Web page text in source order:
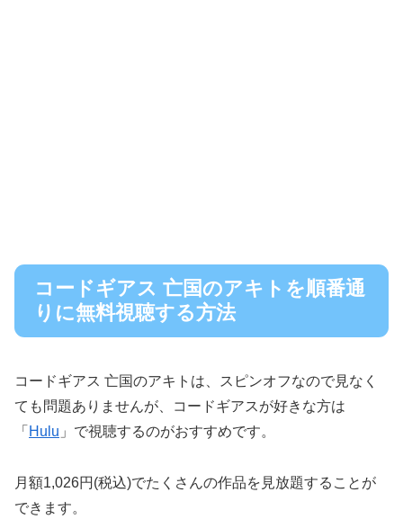
コードギアス 亡国のアキトを順番通
りに無料視聴する方法
コードギアス 亡国のアキトは、スピンオフなので見なく
ても問題ありませんが、コードギアスが好きな方は
「 Hulu 」で視聴するのがおすすめです。
月額1,026円(税込)でたくさんの作品を見放題することが
できます。